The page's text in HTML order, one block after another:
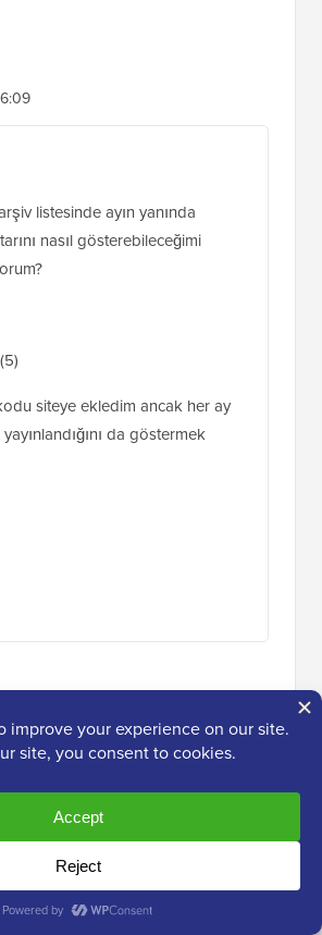
siteye ekledim ancak her ay
bir şeyi durdurmak
zorunda kalmak oldukça
yok. Tüm arşivleri yüklemeye